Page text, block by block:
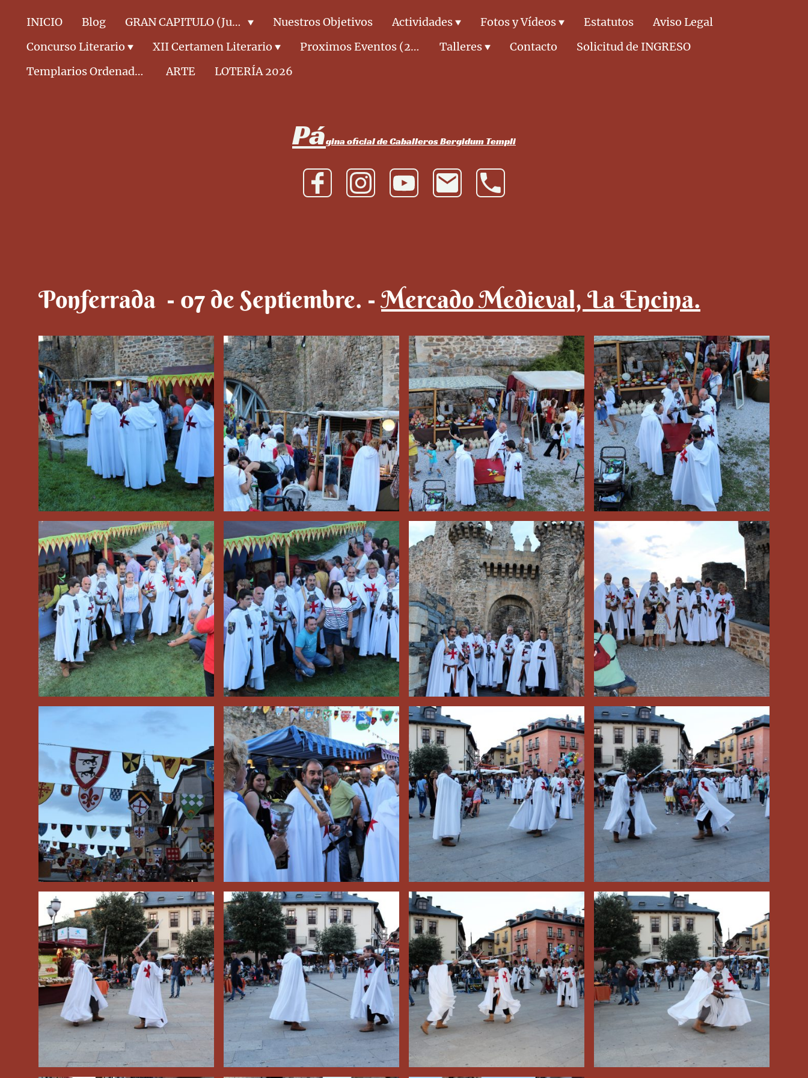
INICIO Blog GRAN CAPITULO (Junta Directiva) Nuestros Objetivos Actividades Fotos y Vídeos Estatutos
Aviso Legal
Concurso Literario
XII Certamen Literario Proximos Eventos (2026) Talleres Contacto
Solicitud de INGRESO
Templarios Ordenados CABALLEROS
ARTE LOTERÍA 2026
Página oficial de Caballeros Bergidum Templi
Ponferrada - 07 de Septiembre. -Mercado Medieval, La Encina.